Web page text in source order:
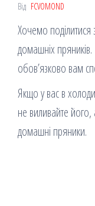
Від FCVOMOND
Хочемо
домашніх
обов’язково вам
Якщо у вас в
не виливайте
домашні пряники.